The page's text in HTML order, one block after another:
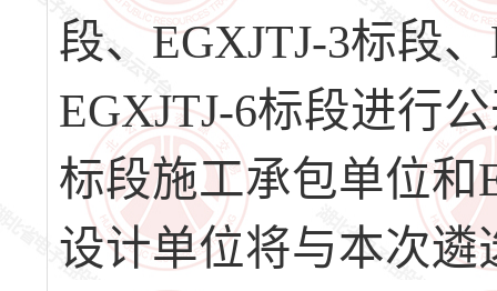
段、EGXJTJ-3标段
EGXJTJ-6标段进行
标段施工承包单位和
设计单位将与本次